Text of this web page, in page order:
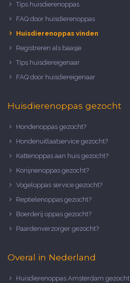
Tips huisdierenoppas
FAQ door huisdierenoppas
Huisdierenoppas vinden
Registreren als baasje
Tips huisdiereigenaar
FAQ door huisdiereigenaar
Huisdierenoppas gezocht
Hondenoppas gezocht?
Hondenuitlaatservice gezocht?
Kattenoppas aan huis gezocht?
Konijnenoppas gezocht?
Vogeloppas service gezocht?
Reptielenoppas gezocht?
Boerderij oppas gezocht?
Paardenverzorger gezocht?
Overal in Nederland
Huisdierenoppas Amsterdam gezocht